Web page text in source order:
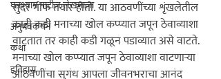
घनश्याम पाटील लेखमाला
अनुभवकथन
कथा
इतिहास
सुंदर गोफ तयार होतो. या आठवणींच्या शृंखलेतील
काही कडी मनाच्या खोल कप्प्यात जपून ठेवाव्याशा
वाटतात तर काही कडी गळून पडाव्यात असे वाटते.
मनाच्या खोल कप्प्यात जपून ठेवाव्याशा वाटणार्‍या
आठवणींचा सुगंध आपला जीवनभराचा आनंद